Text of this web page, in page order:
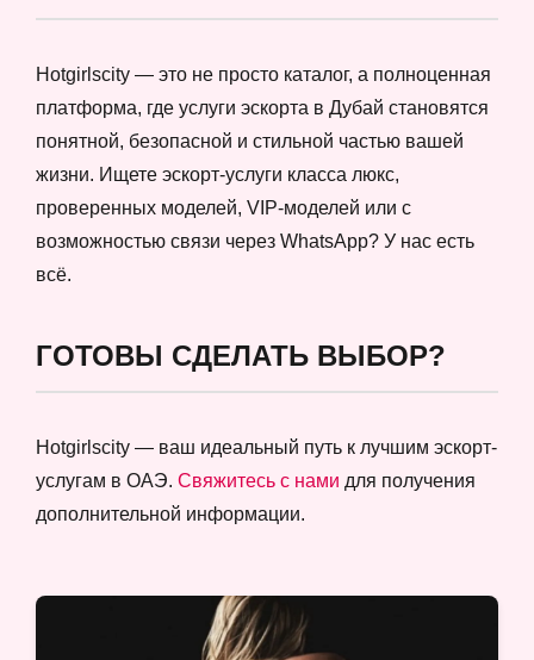
Hotgirlscity — это не просто каталог, а полноценная
платформа, где услуги эскорта в Дубай становятся
понятной, безопасной и стильной частью вашей
жизни. Ищете эскорт-услуги класса люкс,
проверенных моделей, VIP-моделей или с
возможностью связи через WhatsApp? У нас есть
всё.
ГОТОВЫ СДЕЛАТЬ ВЫБОР?
Hotgirlscity — ваш идеальный путь к лучшим эскорт-
услугам в ОАЭ. Свяжитесь с нами для получения
дополнительной информации.